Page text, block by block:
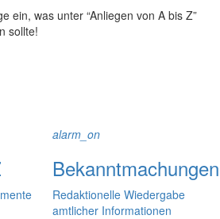
ein, was unter “Anliegen von A bis Z”
sollte!
alarm_on
Bekanntmachungen
Redaktionelle Wiedergabe
amtlicher Informationen